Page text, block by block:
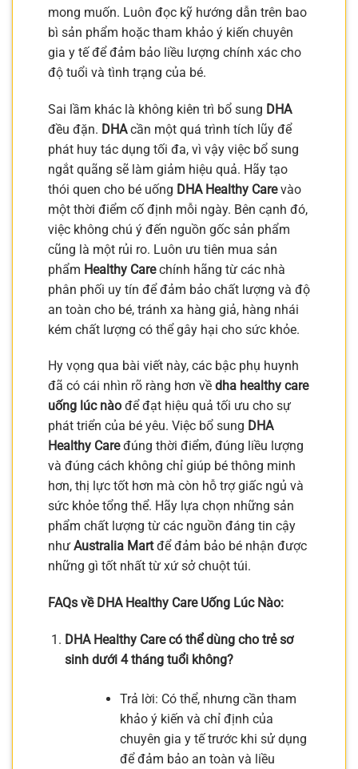
mong muốn. Luôn đọc kỹ hướng dẫn trên bao
bì sản phẩm hoặc tham khảo ý kiến chuyên
gia y tế để đảm bảo liều lượng chính xác cho
độ tuổi và tình trạng của bé.
Sai lầm khác là không kiên trì bổ sung DHA
đều đặn. DHAcần một quá trình tích lũy để
phát huy tác dụng tối đa, vì vậy việc bổ sung
ngắt quãng sẽ làm giảm hiệu quả. Hãy tạo
thói quen cho bé uống DHA Healthy Carevào
một thời điểm cố định mỗi ngày. Bên cạnh đó,
việc không chú ý đến nguồn gốc sản phẩm
cũng là một rủi ro. Luôn ưu tiên mua sản
phẩm Healthy Carechính hãng từ các nhà
phân phối uy tín để đảm bảo chất lượng và độ
an toàn cho bé, tránh xa hàng giả, hàng nhái
kém chất lượng có thể gây hại cho sức khỏe.
Hy vọng qua bài viết này, các bậc phụ huynh
đã có cái nhìn rõ ràng hơn về dha healthy care
uống lúc nào để đạt hiệu quả tối ưu cho sự
phát triển của bé yêu. Việc bổ sung DHA
Healthy Caređúng thời điểm, đúng liều lượng
và đúng cách không chỉ giúp bé thông minh
hơn, thị lực tốt hơn mà còn hỗ trợ giấc ngủ và
sức khỏe tổng thể. Hãy lựa chọn những sản
phẩm chất lượng từ các nguồn đáng tin cậy
như Australia Martđể đảm bảo bé nhận được
những gì tốt nhất từ xứ sở chuột túi.
FAQs về DHA Healthy Care Uống Lúc Nào:
DHA Healthy Care có thể dùng cho trẻ sơ
sinh dưới 4 tháng tuổi không?
Trả lời: Có thể, nhưng cần tham
khảo ý kiến và chỉ định của
chuyên gia y tế trước khi sử dụng
để đảm bảo an toàn và liều